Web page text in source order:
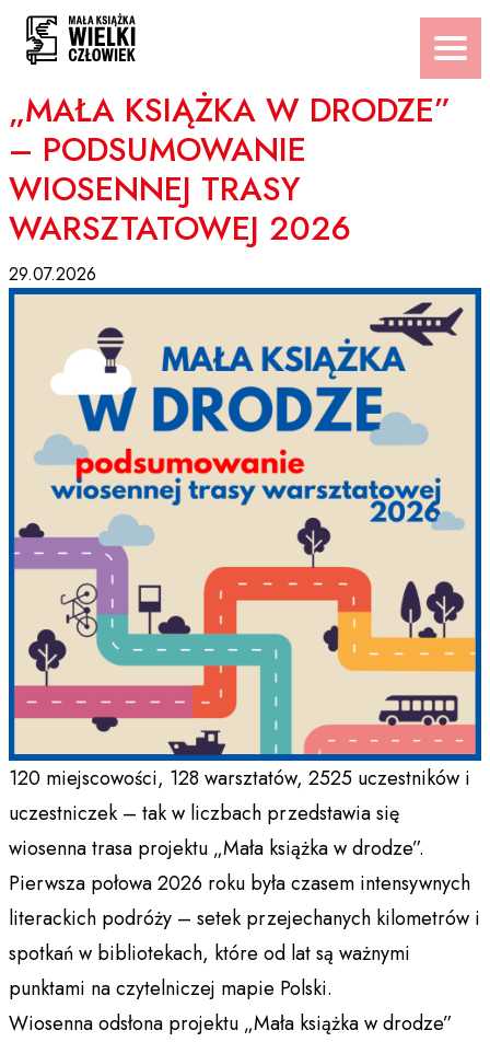
Przejdź
treści
„MAŁA KSIĄŻKA W DRODZE”
– PODSUMOWANIE
WIOSENNEJ TRASY
WARSZTATOWEJ 2026
29.07.2026
120 miejscowości, 128 warsztatów, 2525 uczestników i
uczestniczek – tak w liczbach przedstawia się
wiosenna trasa projektu „Mała książka w drodze”.
Pierwsza połowa 2026 roku była czasem intensywnych
literackich podróży – setek przejechanych kilometrów i
spotkań w bibliotekach, które od lat są ważnymi
punktami na czytelniczej mapie Polski.
Wiosenna odsłona projektu „Mała książka w drodze”